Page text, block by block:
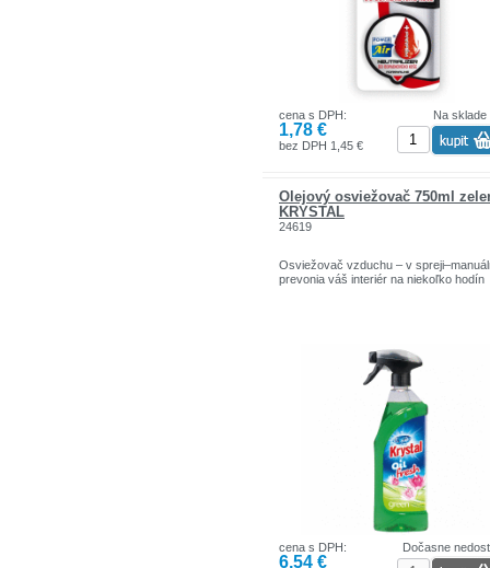
Na sklade
cena s DPH:
1,78 €
bez DPH 1,45 €
Olejový osviežovač 750ml
KRYSTAL
24619
Osviežovač vzduchu – v
prevonia váš interiér na niekoľko hodín
Dočasne
cena s DPH:
6,54 €